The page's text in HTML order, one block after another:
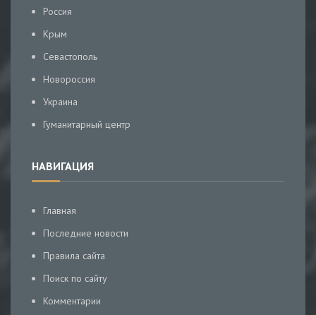
Россия
Крым
Севастополь
Новороссия
Украина
Гуманитарный центр
НАВИГАЦИЯ
Главная
Последние новости
Правила сайта
Поиск по сайту
Комментарии